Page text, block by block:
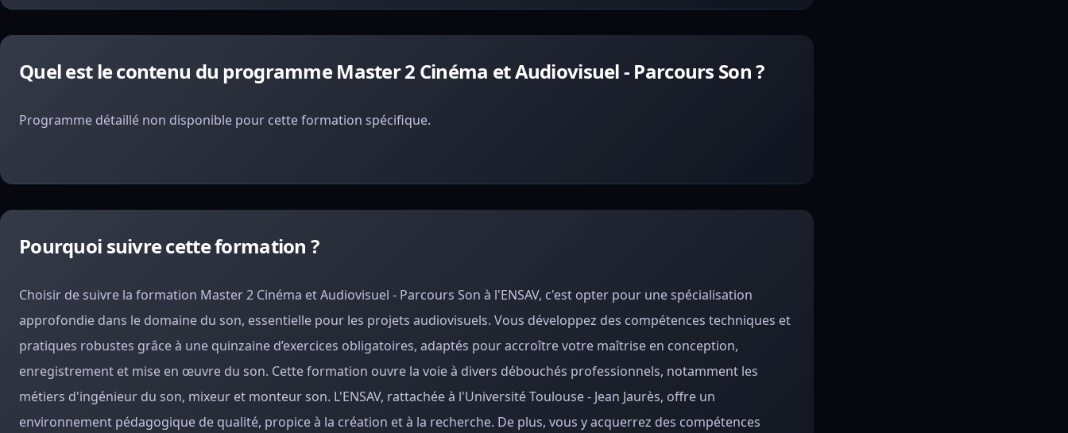
Quel est le contenu du programme Master 2 Cinéma et Audiovisuel - Parcours Son ?
Programme détaillé non disponible pour cette formation spécifique.
Pourquoi suivre cette formation ?
Choisir de suivre la formation Master 2 Cinéma et Audiovisuel - Parcours Son à l'ENSAV, c'est opter pour une spécialisation
approfondie dans le domaine du son, essentielle pour les projets audiovisuels. Vous développez des compétences techniques et
pratiques robustes grâce à une quinzaine d’exercices obligatoires, adaptés pour accroître votre maîtrise en conception,
enregistrement et mise en œuvre du son. Cette formation ouvre la voie à divers débouchés professionnels, notamment les
métiers d'ingénieur du son, mixeur et monteur son. L'ENSAV, rattachée à l'Université Toulouse - Jean Jaurès, offre un
environnement pédagogique de qualité, propice à la création et à la recherche. De plus, vous y acquerrez des compétences